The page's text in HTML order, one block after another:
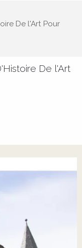
De l'Art Pour
De l'Art